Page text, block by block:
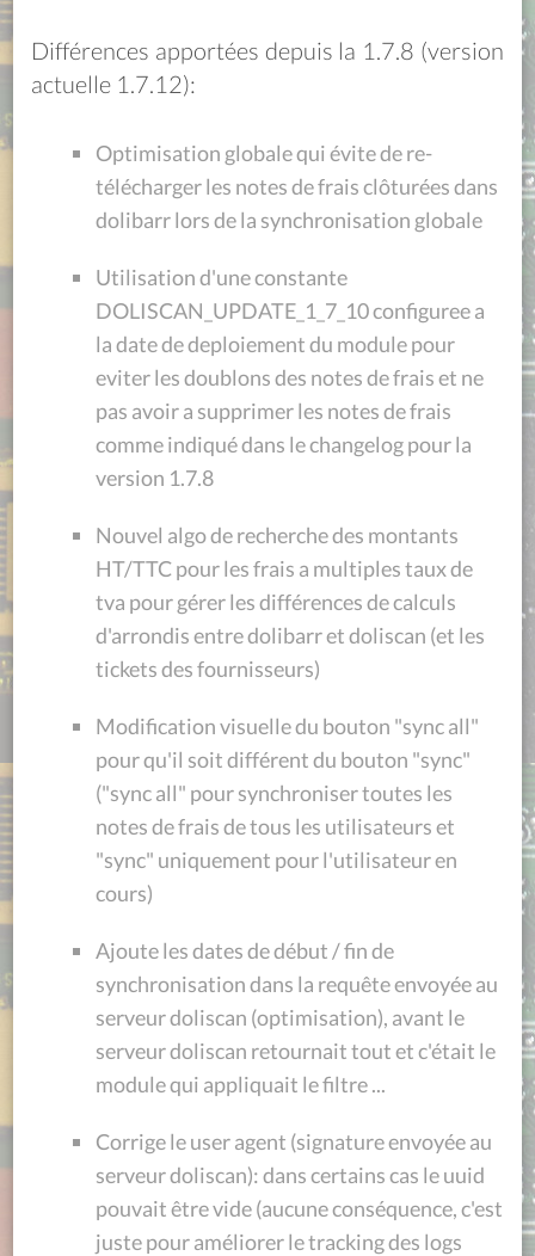
Différences apportées depuis la 1.7.8 (version
actuelle 1.7.12):
Optimisation globale qui évite de re-
télécharger les notes de frais clôturées dans
dolibarr lors de la synchronisation globale
Utilisation d'une constante
DOLISCAN_UPDATE_1_7_10 configuree a
la date de deploiement du module pour
eviter les doublons des notes de frais et ne
pas avoir a supprimer les notes de frais
comme indiqué dans le changelog pour la
version 1.7.8
Nouvel algo de recherche des montants
HT/TTC pour les frais a multiples taux de
tva pour gérer les différences de calculs
d'arrondis entre dolibarr et doliscan (et les
tickets des fournisseurs)
Modification visuelle du bouton "sync all"
pour qu'il soit différent du bouton "sync"
("sync all" pour synchroniser toutes les
notes de frais de tous les utilisateurs et
"sync" uniquement pour l'utilisateur en
cours)
Ajoute les dates de début / fin de
synchronisation dans la requête envoyée au
serveur doliscan (optimisation), avant le
serveur doliscan retournait tout et c'était le
module qui appliquait le filtre ...
Corrige le user agent (signature envoyée au
serveur doliscan): dans certains cas le uuid
pouvait être vide (aucune conséquence, c'est
juste pour améliorer le tracking des logs